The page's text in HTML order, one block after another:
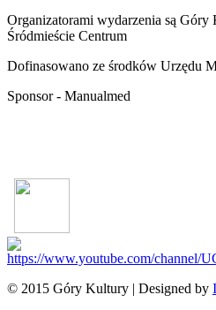
Organizatorami wydarzenia są
Śródmieście Centrum
Dofinasowano ze środków Urzędu
Sponsor - Manualmed
© 2015 Góry Kultury | Designed by